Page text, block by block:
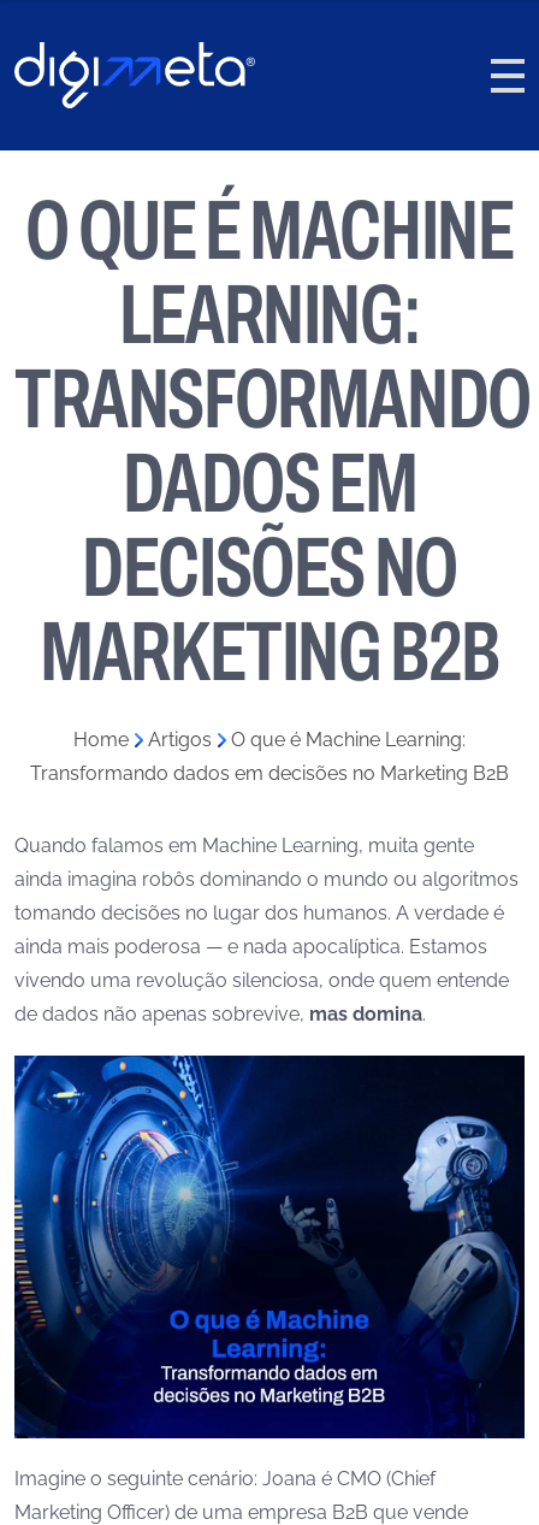
O QUE É MACHINE
LEARNING:
TRANSFORMANDO
DADOS EM
DECISÕES NO
MARKETING B2B
Home » Artigos » O que é Machine Learning:
Transformando dados em decisões no Marketing B2B
Quando falamos em Machine Learning, muita gente
ainda imagina robôs dominando o mundo ou algoritmos
tomando decisões no lugar dos humanos. A verdade é
ainda mais poderosa — e nada apocalíptica. Estamos
vivendo uma revolução silenciosa, onde quem entende
de dados não apenas sobrevive, mas domina.
Imagine o seguinte cenário: Joana é CMO (Chief
Marketing Officer) de uma empresa B2B que vende